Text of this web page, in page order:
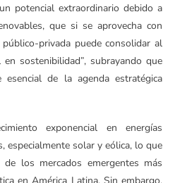
potencial extraordinario debido a
que si se aprovecha con
privada puede consolidar al
sostenibilidad”, subrayando que
de la agenda estratégica
exponencial en energías
especialmente solar y eólica, lo que
los mercados emergentes más